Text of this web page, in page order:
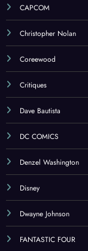
CAPCOM
Christopher Nolan
Coreewood
Critiques
Dave Bautista
DC COMICS
Denzel Washington
Disney
Dwayne Johnson
FANTASTIC FOUR